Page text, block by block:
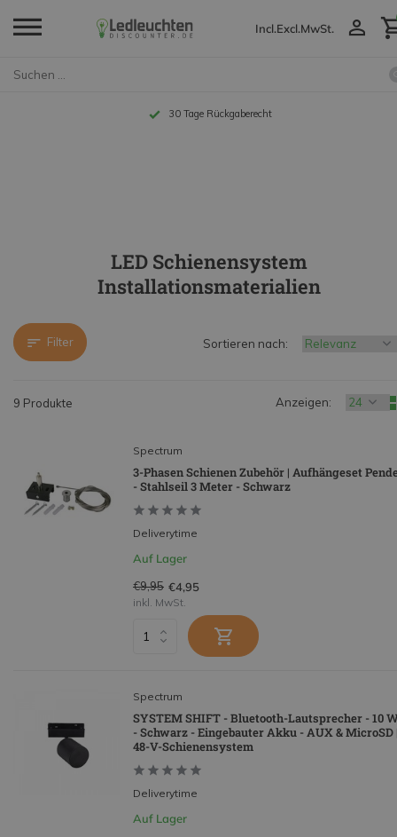
Incl.Excl.MwSt.
Bis zu 10 Jahre Garantie
LED Schienensystem
Installationsmaterialien
Filter
9 Produkte Anzeigen:
Sortieren nach:
Spectrum
3-Phasen Schienen Zubehör | Aufhängeset
- Stahlseil 3 Meter - Schwarz
Deliverytime
Auf Lager
€9,95 €4,95
inkl. MwSt.
Spectrum
SYSTEM SHIFT - Bluetooth-Lautsprecher - 10
- Schwarz - Eingebauter Akku - AUX & MicroSD
48-V-Schienensystem
Deliverytime
Auf Lager